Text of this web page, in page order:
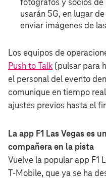
fotógrafos y socios
usarán 5G, en lugar
enviar imágenes de
Los equipos de
Push to Talk (pulsar para
el personal del evento
comunique en tiempo
ajustes previos hasta el
La app F1 Las Vegas es
compañera en la pista
Vuelve la popular app F1
T‑Mobile, que ya se ha